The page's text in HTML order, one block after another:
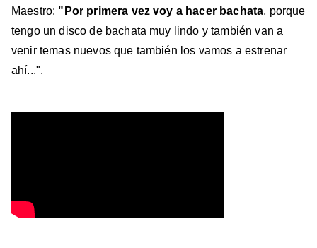
Maestro: "Por primera vez voy a hacer bachata, porque
tengo un disco de bachata muy lindo y también van a
venir temas nuevos que también los vamos a estrenar
ahí...".